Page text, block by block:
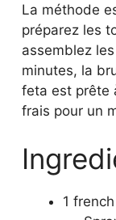
La méthode
préparez les
assemblez
minutes, la
feta est prête
frais pour un
1